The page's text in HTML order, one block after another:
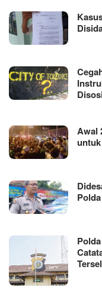
Awal